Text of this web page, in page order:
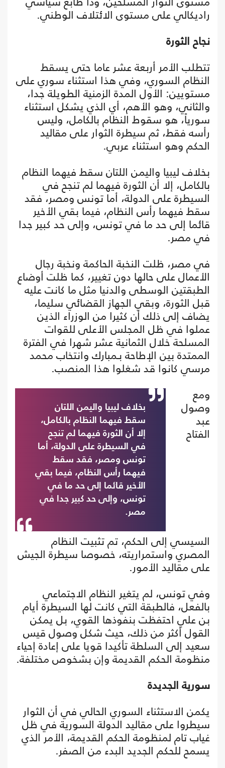
راديكالي على مستوى الائتلاف الوطني.
نجاح الثورة
تتطلب الأمر أربعة عشر عاما حتى يسقط
النظام السوري، وفي هذا استثناء سوري على
مستويين: الأول المدة الزمنية الطويلة جدا،
والثاني، وهو الأهم، أي الذي يشكل استثناء
سورياً، هو سقوط النظام بالكامل، وليس
رأسه فقط، ثم سيطرة الثوار على مقاليد
الحكم وهو استثناء عربي.
بخلاف ليبيا واليمن اللتان سقط فيهما النظام
بالكامل، إلا أن الثورة فيهما لم تنجح في
السيطرة على الدولة، أما تونس ومصر، فقد
سقط فيهما رأس النظام، فيما بقي الأخير
قائما إلى حد ما في تونس، وإلى حد كبير جدا
في مصر.
في مصر، ظلت النخبة الحاكمة ونخبة رجال
الأعمال على حالها دون تغيير، كما ظلت أوضاع
الطبقتين الوسطى والدنيا مثل ما كانت عليه
قبل الثورة، وبقي الجهاز القضائي سليما،
يضاف إلى ذلك أن كثيرا من الوزراء الذين
عملوا في ظل المجلس الأعلى للقوات
المسلحة خلال الثمانية عشر شهرا في الفترة
الممتدة بين الإطاحة بـمبارك وانتخاب محمد
مرسي كانوا قد شغلوا هذا المنصب.
بخلاف ليبيا واليمن اللتان
سقط فيهما النظام بالكامل،
إلا أن الثورة فيهما لم تنجح
في السيطرة على الدولة، أما
تونس ومصر، فقد سقط
فيهما رأس النظام، فيما بقي
الأخير قائما إلى حد ما في
تونس، وإلى حد كبير جدا في
مصر.
ومع
وصول
عبد
الفتاح
السيسي إلى الحكم، تم تثبيت النظام
المصري واستمراريته، خصوصا سيطرة الجيش
على مقاليد الأمور.
وفي تونس، لم يتغير النظام الاجتماعي
بالفعل، فالطبقة التي كانت لها السيطرة أيام
بن علي احتفظت بنفوذها القوي، بل يمكن
القول أكثر من ذلك، حيث شكل وصول قيس
سعيد إلى السلطة تأكيدا قويا على إعادة إحياء
منظومة الحكم القديمة وإن بشخوص مختلفة.
سورية الجديدة
يكمن الاستثناء السوري الحالي في أن الثوار
سيطروا على مقاليد الدولة السورية في ظل
غياب تام لمنظومة الحكم القديمة، الأمر الذي
يسمح للحكم الجديد البدء من الصفر.